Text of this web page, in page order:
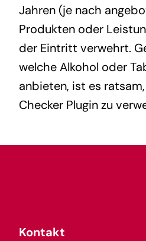
Jahren (je nach
Produkten oder
der Eintritt verwehrt.
welche Alkohol oder
anbieten, ist es
Checker Plugin zu
Kontakt